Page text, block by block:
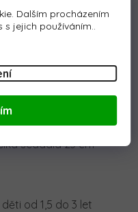
Dalším procházením
jejich používáním..
k sedadlu 23
sedadla 23 cm
od 1,5 do 3 let